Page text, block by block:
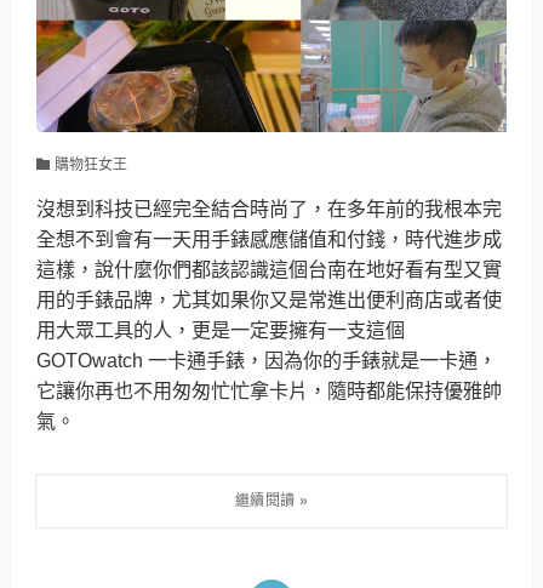
購物狂女王
沒想到科技已經完全結合時尚了，在多年前的我根本完
全想不到會有一天用手錶感應儲值和付錢，時代進步成
這樣，說什麼你們都該認識這個台南在地好看有型又實
用的手錶品牌，尤其如果你又是常進出便利商店或者使
用大眾工具的人，更是一定要擁有一支這個
GOTOwatch 一卡通手錶，因為你的手錶就是一卡通，
它讓你再也不用匆匆忙忙拿卡片，隨時都能保持優雅帥
氣。